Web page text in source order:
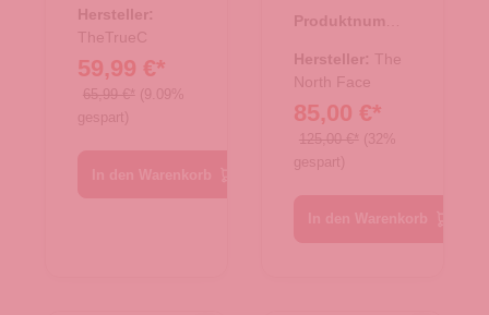
67cm
Kopenhage
n
black/rose
Hersteller:
TheTrueC
59,99 €*
65,99 €* (9.09%
gespart)
e/Rucksac
k Base
Camp
Duffel XS
TNF Black
Produktnumme
Hersteller: The
North Face
85,00 €*
125,00 €* (32%
gespart)